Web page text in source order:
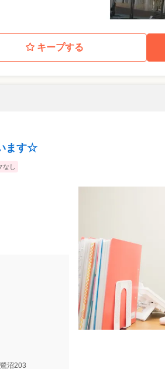
キープする
ます☆
なし
沼203